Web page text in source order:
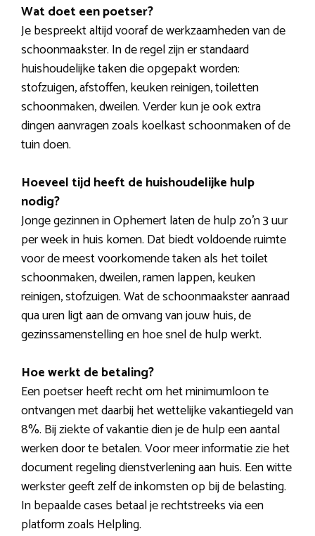
Wat doet een poetser?
Je bespreekt altijd vooraf de werkzaamheden van de
schoonmaakster. In de regel zijn er standaard
huishoudelijke taken die opgepakt worden:
stofzuigen, afstoffen, keuken reinigen, toiletten
schoonmaken, dweilen. Verder kun je ook extra
dingen aanvragen zoals koelkast schoonmaken of de
tuin doen.
Hoeveel tijd heeft de huishoudelijke hulp
nodig?
Jonge gezinnen in Ophemert laten de hulp zo’n 3 uur
per week in huis komen. Dat biedt voldoende ruimte
voor de meest voorkomende taken als het toilet
schoonmaken, dweilen, ramen lappen, keuken
reinigen, stofzuigen. Wat de schoonmaakster aanraad
qua uren ligt aan de omvang van jouw huis, de
gezinssamenstelling en hoe snel de hulp werkt.
Hoe werkt de betaling?
Een poetser heeft recht om het minimumloon te
ontvangen met daarbij het wettelijke vakantiegeld van
8%. Bij ziekte of vakantie dien je de hulp een aantal
werken door te betalen. Voor meer informatie zie het
document regeling dienstverlening aan huis. Een witte
werkster geeft zelf de inkomsten op bij de belasting.
In bepaalde cases betaal je rechtstreeks via een
platform zoals Helpling.